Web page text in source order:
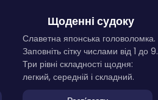
Щоденні судоку
Славетна японська головоломка.
Заповніть сітку числами від 1 до 9.
Три рівні складності щодня:
легкий, середній і складний.